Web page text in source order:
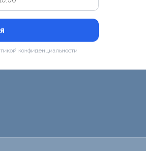
конфиденциальности